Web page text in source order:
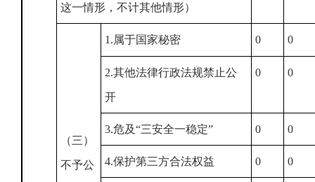
这一情形，不计其他情形）
（三）
不予公
1.属于国家秘密 0 0
2.其他法律行政法规禁止公
开
0 0
3.危及“三安全一稳定” 0 0
4.保护第三方合法权益 0 0